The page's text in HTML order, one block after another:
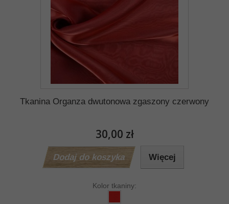
Tkanina Organza dwutonowa zgaszony czerwony
30,00 zł
Dodaj do koszyka Więcej
Kolor tkaniny: